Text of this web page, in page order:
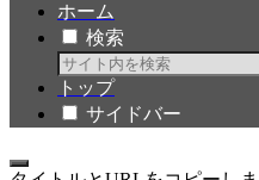
ホーム
検索
トップ
サイドバー